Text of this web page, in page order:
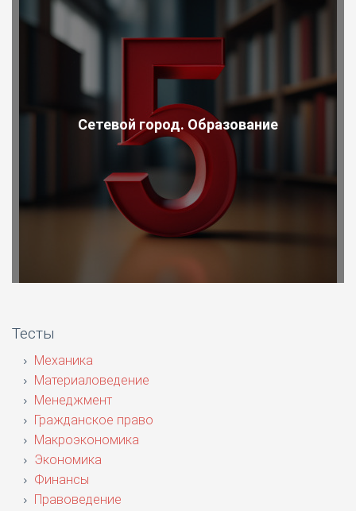
Сетевой город. Образование
Тесты
Механика
Материаловедение
Менеджмент
Гражданское право
Макроэкономика
Экономика
Финансы
Правоведение